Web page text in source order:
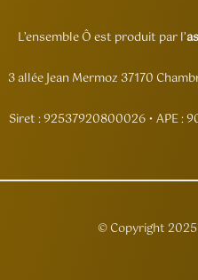
L’ensemble Ô est produit par l’
3 allée Jean Mermoz 37170
Siret : 92537920800026 • APE :
© Copyright